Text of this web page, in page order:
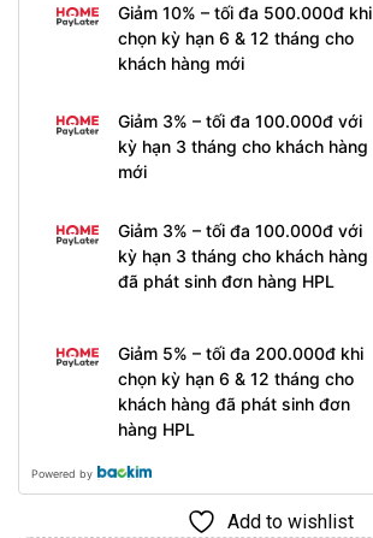
Giảm 10% – tối đa 500.000đ khi
chọn kỳ hạn 6 & 12 tháng cho
khách hàng mới
Giảm 3% – tối đa 100.000đ với
kỳ hạn 3 tháng cho khách hàng
mới
Giảm 3% – tối đa 100.000đ với
kỳ hạn 3 tháng cho khách hàng
đã phát sinh đơn hàng HPL
Giảm 5% – tối đa 200.000đ khi
chọn kỳ hạn 6 & 12 tháng cho
khách hàng đã phát sinh đơn
hàng HPL
Powered by
Add to wishlist